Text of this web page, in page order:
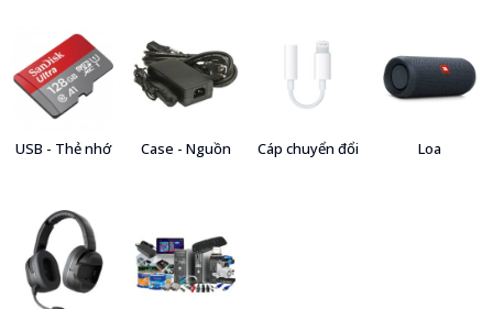
USB - Thẻ nhớ Case - Nguồn Cáp chuyển đổi Loa